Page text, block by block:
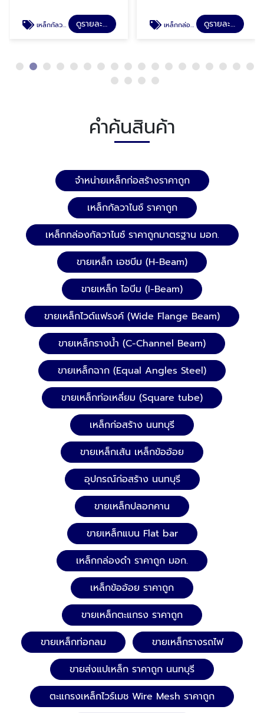
เหล็กกัลวาไนซ์ ราคาถูก ดูรายละเอียด เหล็กกล่องกัลวาไนซ์ ราคาถูกมาตรฐาน มอก. ดูรายละเอียด
คำค้นสินค้า
จำหน่ายเหล็กก่อสร้างราคาถูก
เหล็กกัลวาไนซ์ ราคาถูก
เหล็กกล่องกัลวาไนซ์ ราคาถูกมาตรฐาน มอก.
ขายเหล็ก เอชบีม (H-Beam)
ขายเหล็ก ไอบีม (I-Beam)
ขายเหล็กไวด์แฟรงค์ (Wide Flange Beam)
ขายเหล็กรางน้ำ (C-Channel Beam)
ขายเหล็กฉาก (Equal Angles Steel)
ขายเหล็กท่อเหลี่ยม (Square tube)
เหล็กก่อสร้าง นนทบุรี
ขายเหล็กเส้น เหล็กข้ออ้อย
อุปกรณ์ก่อสร้าง นนทบุรี
ขายเหล็กปลอกคาน
ขายเหล็กแบน Flat bar
เหล็กกล่องดำ ราคาถูก มอก.
เหล็กข้ออ้อย ราคาถูก
ขายเหล็กตะแกรง ราคาถูก
ขายเหล็กท่อกลม
ขายเหล็กรางรถไฟ
ขายส่งแปเหล็ก ราคาถูก นนทบุรี
ตะแกรงเหล็กไวร์เมช Wire Mesh ราคาถูก